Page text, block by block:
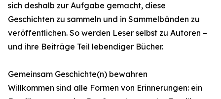
sich deshalb zur Aufgabe gemacht, diese
Geschichten zu sammeln und in Sammelbänden zu
veröffentlichen. So werden Leser selbst zu Autoren –
und ihre Beiträge Teil lebendiger Bücher.
Gemeinsam Geschichte(n) bewahren
Willkommen sind alle Formen von Erinnerungen: ein